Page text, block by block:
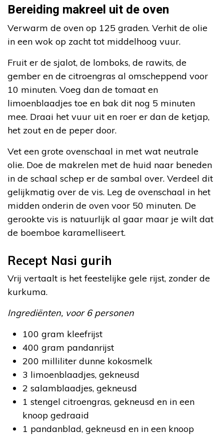
Bereiding makreel uit de oven
Verwarm de oven op 125 graden. Verhit de olie
in een wok op zacht tot middelhoog vuur.
Fruit er de sjalot, de lomboks, de rawits, de
gember en de citroengras al omscheppend voor
10 minuten. Voeg dan de tomaat en
limoenblaadjes toe en bak dit nog 5 minuten
mee. Draai het vuur uit en roer er dan de ketjap,
het zout en de peper door.
Vet een grote ovenschaal in met wat neutrale
olie. Doe de makrelen met de huid naar beneden
in de schaal schep er de sambal over. Verdeel dit
gelijkmatig over de vis. Leg de ovenschaal in het
midden onderin de oven voor 50 minuten. De
gerookte vis is natuurlijk al gaar maar je wilt dat
de boemboe karamelliseert.
Recept Nasi gurih
Vrij vertaalt is het feestelijke gele rijst, zonder de
kurkuma.
Ingrediënten, voor 6 personen
100 gram kleefrijst
400 gram pandanrijst
200 milliliter dunne kokosmelk
3 limoenblaadjes, gekneusd
2 salamblaadjes, gekneusd
1 stengel citroengras, gekneusd en in een
knoop gedraaid
1 pandanblad, gekneusd en in een knoop